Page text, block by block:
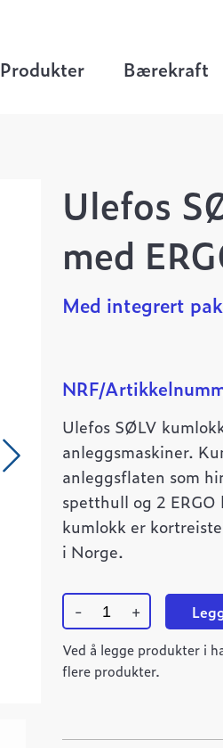
Produkter Bærekraft
Ulefos
med
Med integrert
NRF/
Ulefos SØLV
anleggsmaskiner.
anleggsflaten som
spetthull og 2
kumlokk er
i Norge.
-
Ulefos
SØLV
kumlokk
650
UNVL
+
Ved å legge produkter i
flere produkter.